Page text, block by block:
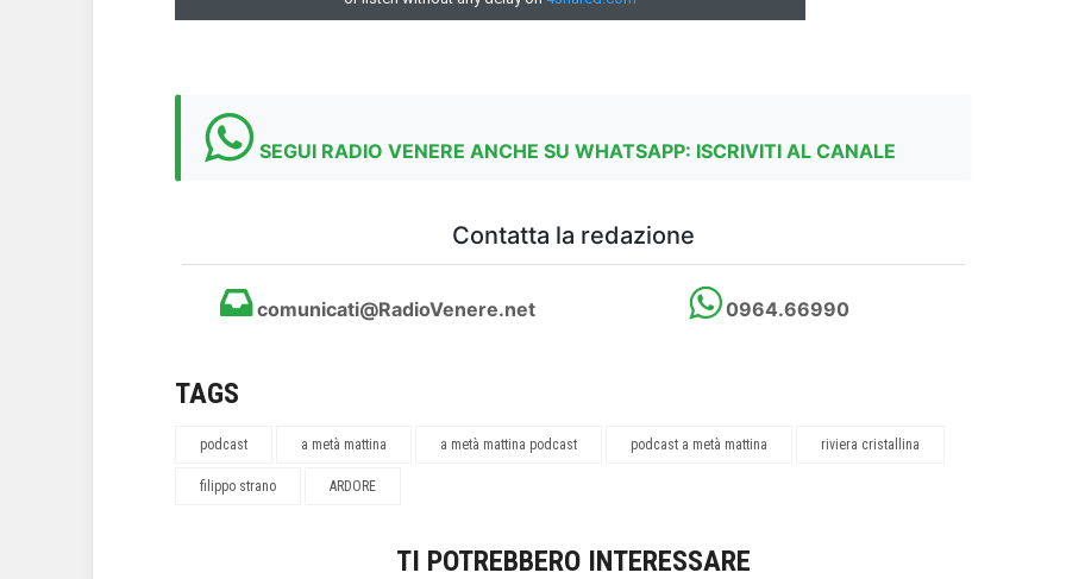
SEGUI RADIO VENERE ANCHE SU WHATSAPP: ISCRIVITI AL CANALE
Contatta la redazione
comunicati@RadioVenere.net 0964.66990
TAGS
podcast a metà mattina a metà mattina podcast podcast a metà mattina riviera cristallina
filippo strano ARDORE
TI POTREBBERO INTERESSARE